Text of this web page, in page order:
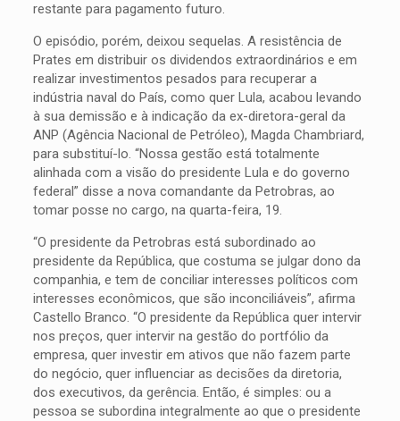
restante para pagamento futuro.
O episódio, porém, deixou sequelas. A resistência de
Prates em distribuir os dividendos extraordinários e em
realizar investimentos pesados para recuperar a
indústria naval do País, como quer Lula, acabou levando
à sua demissão e à indicação da ex-diretora-geral da
ANP (Agência Nacional de Petróleo), Magda Chambriard,
para substituí-lo. “Nossa gestão está totalmente
alinhada com a visão do presidente Lula e do governo
federal” disse a nova comandante da Petrobras, ao
tomar posse no cargo, na quarta-feira, 19.
“O presidente da Petrobras está subordinado ao
presidente da República, que costuma se julgar dono da
companhia, e tem de conciliar interesses políticos com
interesses econômicos, que são inconciliáveis”, afirma
Castello Branco. “O presidente da República quer intervir
nos preços, quer intervir na gestão do portfólio da
empresa, quer investir em ativos que não fazem parte
do negócio, quer influenciar as decisões da diretoria,
dos executivos, da gerência. Então, é simples: ou a
pessoa se subordina integralmente ao que o presidente